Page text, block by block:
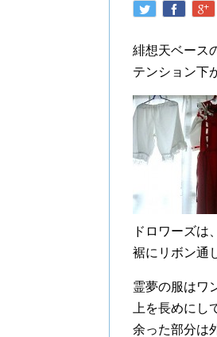
緋想天ベース
テンション下
ドロワーズは
裾にリボン通
霊夢の服はワ
上を長めにし
余った部分は